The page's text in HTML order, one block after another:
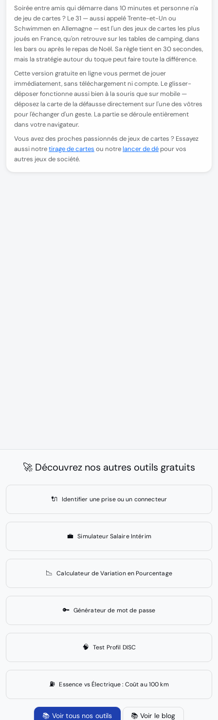
Soirée entre amis qui démarre dans 10 minutes et personne n'a
de jeu de cartes ? Le 31 — aussi appelé Trente-et-Un ou
Schwimmen en Allemagne — est l'un des jeux de cartes les plus
joués en France, qu'on retrouve sur les tables de camping, dans
les bars ou après le repas de Noël. Sa règle tient en 30 secondes,
mais la stratégie autour du toque peut faire toute la différence.
Cette version gratuite en ligne vous permet de jouer
immédiatement, sans téléchargement ni compte. Le glisser-
déposer fonctionne aussi bien à la souris que sur mobile —
déposez la carte de la défausse directement sur l'une des vôtres
pour l'échanger d'un geste. La partie se déroule entièrement
dans votre navigateur.
Vous avez des proches passionnés de jeux de cartes ? Essayez
aussi notretirage de cartes ou notre lancer de dé pour vos
autres jeux de société.
🚀 Découvrez nos autres outils gratuits
🔌 Identifier une prise ou un connecteur
💼 Simulateur Salaire Intérim
📉 Calculateur de Variation en Pourcentage
🔑 Générateur de mot de passe
🧠 Test Profil DISC
⛽ Essence vs Électrique : Coût au 100 km
📚 Voir tous nos outils 📚 Voir le blog